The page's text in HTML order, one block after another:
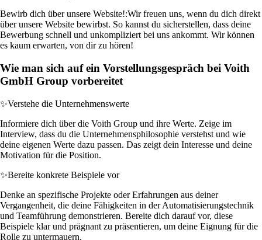
Bewirb dich über unsere Website!:Wir freuen uns, wenn du dich direkt
über unsere Website bewirbst. So kannst du sicherstellen, dass deine
Bewerbung schnell und unkompliziert bei uns ankommt. Wir können
es kaum erwarten, von dir zu hören!
Wie man sich auf ein Vorstellungsgespräch bei Voith
GmbH Group vorbereitet
✨Verstehe die Unternehmenswerte
Informiere dich über die Voith Group und ihre Werte. Zeige im
Interview, dass du die Unternehmensphilosophie verstehst und wie
deine eigenen Werte dazu passen. Das zeigt dein Interesse und deine
Motivation für die Position.
✨Bereite konkrete Beispiele vor
Denke an spezifische Projekte oder Erfahrungen aus deiner
Vergangenheit, die deine Fähigkeiten in der Automatisierungstechnik
und Teamführung demonstrieren. Bereite dich darauf vor, diese
Beispiele klar und prägnant zu präsentieren, um deine Eignung für die
Rolle zu untermauern.